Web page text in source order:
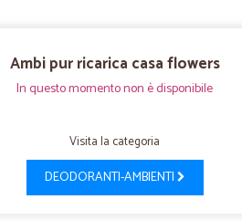
Ambi pur ricarica casa flowers
In questo momento non è disponibile
Visita la categoria
DEODORANTI-AMBIENTI